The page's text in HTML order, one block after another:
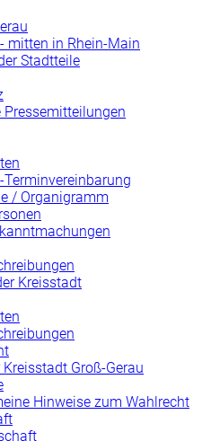
mitten in Rhein-Main
Stadtteile
Terminvereinbarung
/ Organigramm
Kreisstadt
Kreisstadt Groß-Gerau
Hinweise zum Wahlrecht